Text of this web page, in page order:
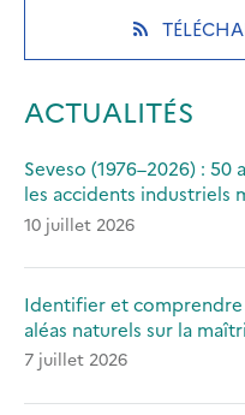
ACTUALITÉS
Seveso (1976–2026) :
les accidents industriels
10 juillet 2026
Identifier et
aléas naturels sur la
7 juillet 2026